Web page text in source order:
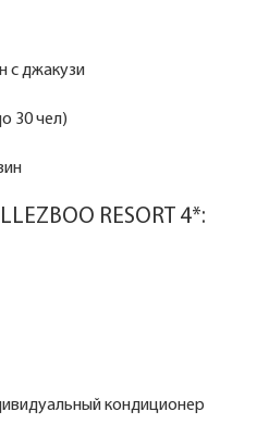
с джакузи
30 чел)
RESORT 4*:
кондиционер